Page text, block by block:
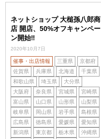
ネットショップ 大槌孫八郎商
店 開店、50%オフキャンペー
ン開始‼
2020年10月7日
催事・出店情報 三重県
京都府
佐賀県
兵庫県 北海道
千葉県
和歌山県
埼玉県
大分県
大阪府
奈良県 宮城県
宮崎県
富山県
山口県 山形県
山梨県
岐阜県
岡山県 岩手県
島根県
広島県
徳島県 愛媛県
愛知県
新潟県
東京都 栃木県
沖縄県